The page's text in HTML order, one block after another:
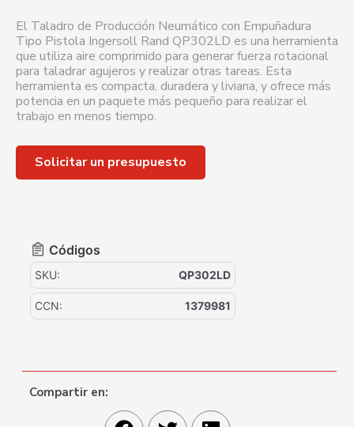
El Taladro de Producción Neumático con Empuñadura
Tipo Pistola Ingersoll Rand QP302LD es una herramienta
que utiliza aire comprimido para generar fuerza rotacional
para taladrar agujeros y realizar otras tareas. Esta
herramienta es compacta, duradera y liviana, y ofrece más
potencia en un paquete más pequeño para realizar el
trabajo en menos tiempo.
Solicitar un presupuesto
Códigos
SKU: QP302LD
CCN: 1379981
Compartir en: